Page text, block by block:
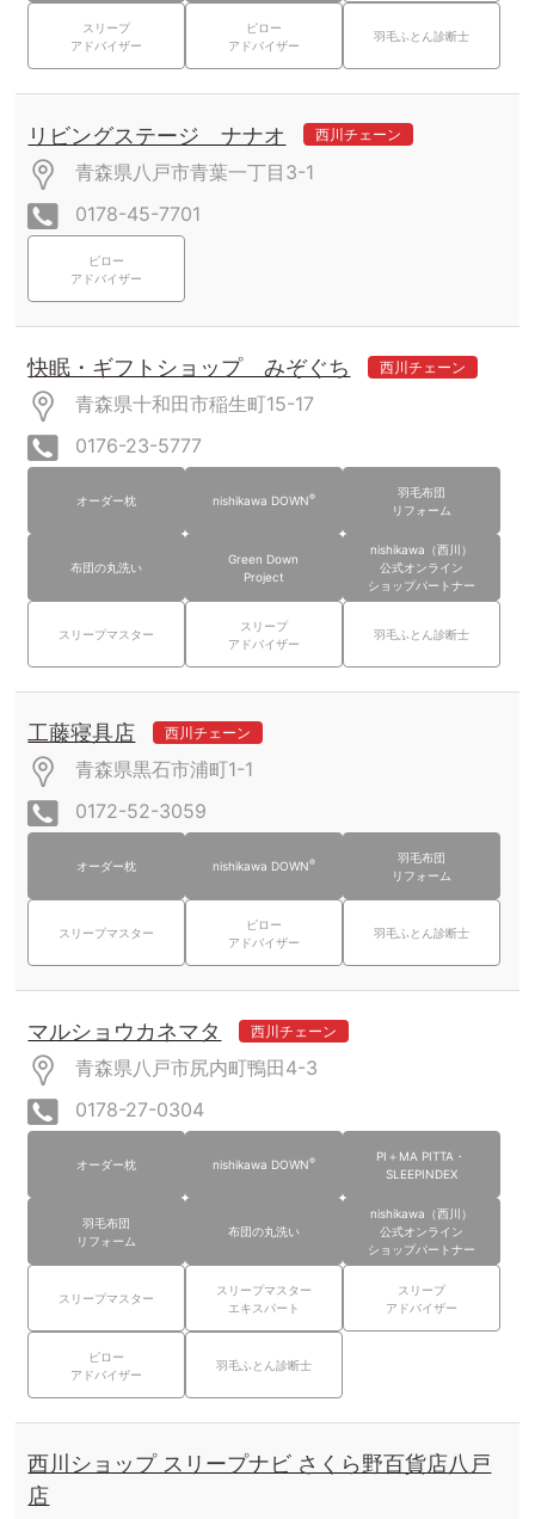
スリープ
アドバイザー
ピロー
アドバイザー
羽毛ふとん診断士
リビングステージ ナナオ 西川チェーン
青森県八戸市青葉一丁目3-1
0178-45-7701
ピロー
アドバイザー
快眠・ギフトショップ みぞぐち 西川チェーン
青森県十和田市稲生町15-17
0176-23-5777
オーダー枕 nishikawa DOWN®
羽毛布団
リフォーム
布団の丸洗い
Green Down
Project
nishikawa（西川）
公式オンライン
ショップパートナー
スリープマスター
スリープ
アドバイザー
羽毛ふとん診断士
工藤寝具店 西川チェーン
青森県黒石市浦町1-1
0172-52-3059
オーダー枕 nishikawa DOWN®
羽毛布団
リフォーム
スリープマスター
ピロー
アドバイザー
羽毛ふとん診断士
マルショウカネマタ 西川チェーン
青森県八戸市尻内町鴨田4-3
0178-27-0304
オーダー枕 nishikawa DOWN®
PI＋MA PITTA・
SLEEPINDEX
羽毛布団
リフォーム
布団の丸洗い
nishikawa（西川）
公式オンライン
ショップパートナー
スリープマスター
スリープマスター
エキスパート
スリープ
アドバイザー
ピロー
アドバイザー
羽毛ふとん診断士
西川ショップ スリープナビ さくら野百貨店八戸
店